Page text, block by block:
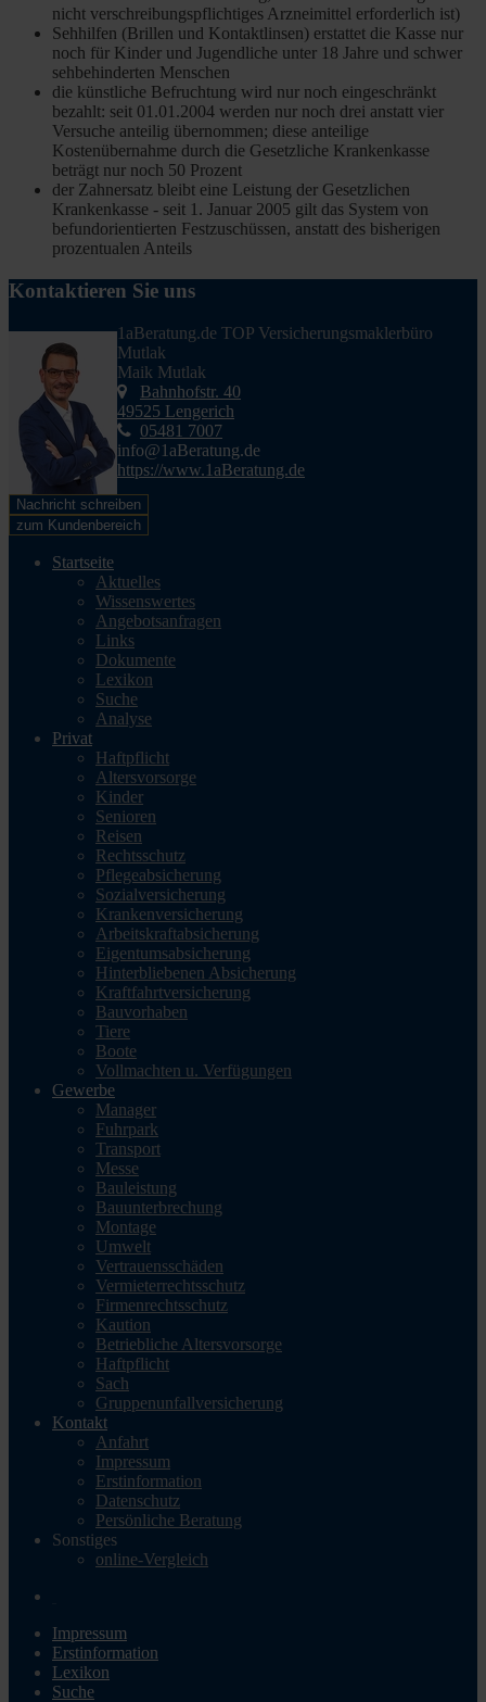
nicht verschreibungspflichtiges Arzneimittel erforderlich ist)
Sehhilfen (Brillen und Kontaktlinsen) erstattet die Kasse nur
noch für Kinder und Jugendliche unter 18 Jahre und schwer
sehbehinderten Menschen
die künstliche Befruchtung wird nur noch eingeschränkt
bezahlt: seit 01.01.2004 werden nur noch drei anstatt vier
Versuche anteilig übernommen; diese anteilige
Kostenübernahme durch die Gesetzliche Krankenkasse
beträgt nur noch 50 Prozent
der Zahnersatz bleibt eine Leistung der Gesetzlichen
Krankenkasse - seit 1. Januar 2005 gilt das System von
befundorientierten Festzuschüssen, anstatt des bisherigen
prozentualen Anteils
Kontaktieren Sie uns
1aBeratung.de TOP Versicherungsmaklerbüro
Mutlak
Maik Mutlak
Bahnhofstr. 40
49525 Lengerich
05481 7007
info@1aBeratung.de
https://www.1aBeratung.de
Nachricht schreiben
zum Kundenbereich
Startseite
Aktuelles
Wissenswertes
Angebotsanfragen
Links
Dokumente
Lexikon
Suche
Analyse
Privat
Haftpflicht
Altersvorsorge
Kinder
Senioren
Reisen
Rechtsschutz
Pflegeabsicherung
Sozialversicherung
Krankenversicherung
Arbeitskraftabsicherung
Eigentumsabsicherung
Hinterbliebenen Absicherung
Kraftfahrtversicherung
Bauvorhaben
Tiere
Boote
Vollmachten u. Verfügungen
Gewerbe
Manager
Fuhrpark
Transport
Messe
Bauleistung
Bauunterbrechung
Montage
Umwelt
Vertrauensschäden
Vermieterrechtsschutz
Firmenrechtsschutz
Kaution
Betriebliche Altersvorsorge
Haftpflicht
Sach
Gruppenunfallversicherung
Kontakt
Anfahrt
Impressum
Erstinformation
Datenschutz
Persönliche Beratung
Sonstiges
online-Vergleich
Impressum
Erstinformation
Lexikon
Suche